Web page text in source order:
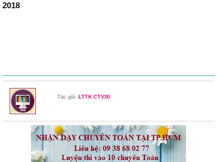
2018
Tác giả: LTTK CTV30